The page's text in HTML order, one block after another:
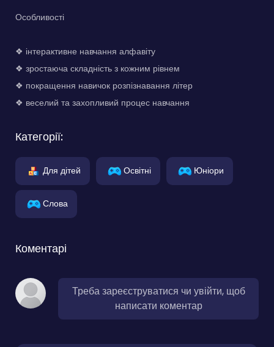
Особливості
❖ інтерактивне навчання алфавіту
❖ зростаюча складність з кожним рівнем
❖ покращення навичок розпізнавання літер
❖ веселий та захопливий процес навчання
Категорії:
Для дітей Освітні Юніори
Слова
Коментарі
Треба зареєструватися чи увійти, щоб
написати коментар